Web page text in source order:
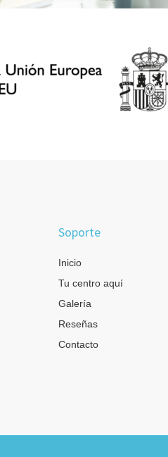
Soporte
Inicio
Tu centro aquí
Galería
Reseñas
Contacto